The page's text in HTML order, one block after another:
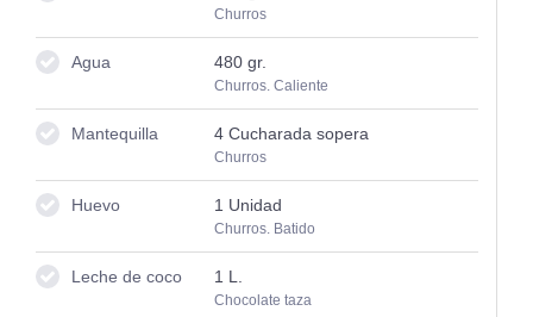
Churros
Agua 480gr.
Churros. Caliente
Mantequilla 4Cucharada sopera
Churros
Huevo 1 Unidad
Churros. Batido
Leche de coco 1 L.
Chocolate taza